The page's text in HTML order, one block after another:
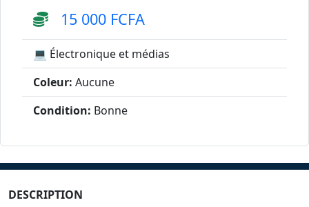
15 000 FCFA
💻 Électronique et médias
Coleur: Aucune
Condition: Bonne
DESCRIPTION